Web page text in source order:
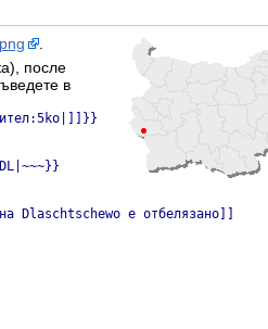
.
после
в
Dlaschtschewo е отбелязано]]